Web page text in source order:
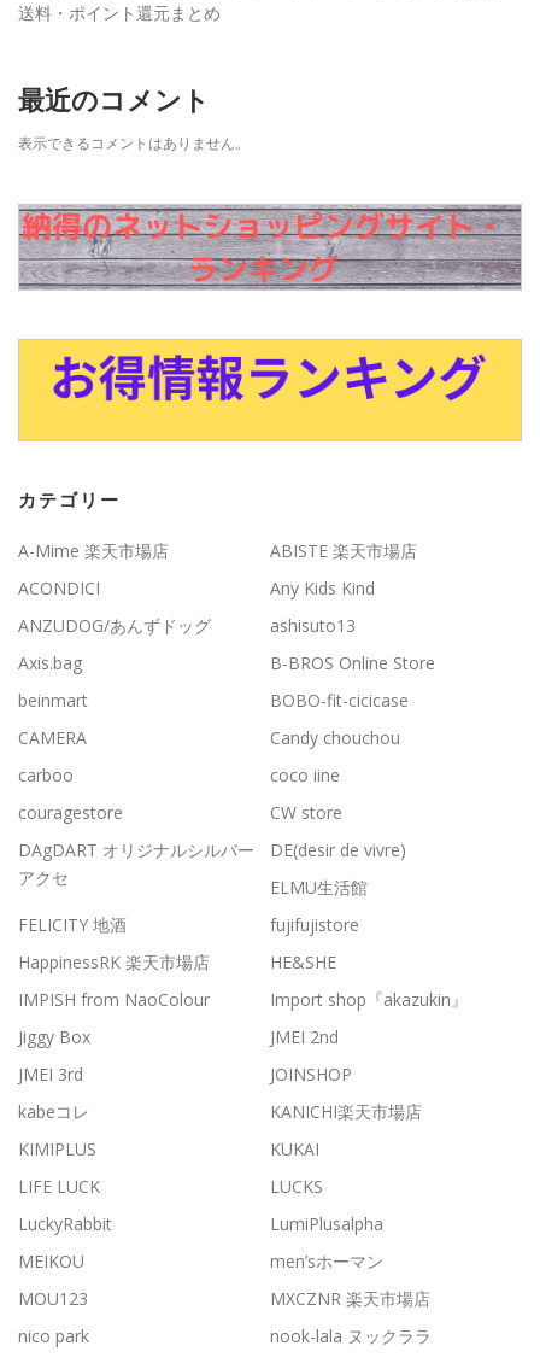
送料・ポイント還元まとめ
最近のコメント
表示できるコメントはありません。
カテゴリー
A-Mime 楽天市場店
ABISTE 楽天市場店
ACONDICI
Any Kids Kind
ANZUDOG/あんずドッグ
ashisuto13
Axis.bag
B-BROS Online Store
beinmart
BOBO-fit-cicicase
CAMERA
Candy chouchou
carboo
coco iine
couragestore
CW store
DAgDART オリジナルシルバー
アクセ
DE(desir de vivre)
ELMU生活館
FELICITY 地酒
fujifujistore
HappinessRK 楽天市場店
HE&SHE
IMPISH from NaoColour
Import shop『akazukin』
Jiggy Box
JMEI 2nd
JMEI 3rd
JOINSHOP
kabeコレ
KANICHI楽天市場店
KIMIPLUS
KUKAI
LIFE LUCK
LUCKS
LuckyRabbit
LumiPlusalpha
MEIKOU
men’sホーマン
MOU123
MXCZNR 楽天市場店
nico park
nook-lala ヌックララ